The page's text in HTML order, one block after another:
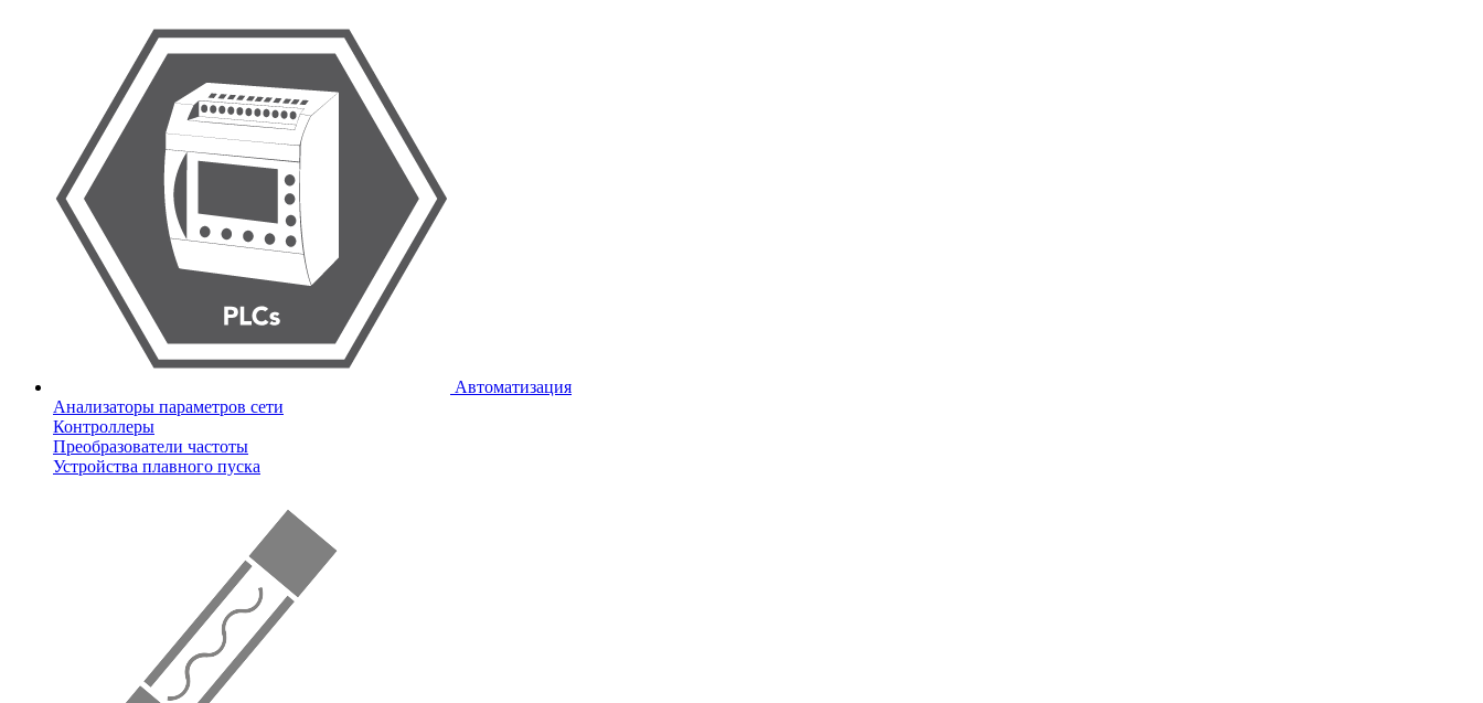
Автоматизация
Анализаторы параметров сети
Контроллеры
Преобразователи частоты
Устройства плавного пуска